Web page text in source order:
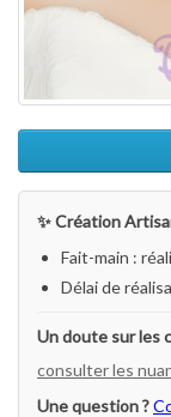
✨ Création
Fait-main :
Délai de
Un doute sur les
consulter les
Une question ?